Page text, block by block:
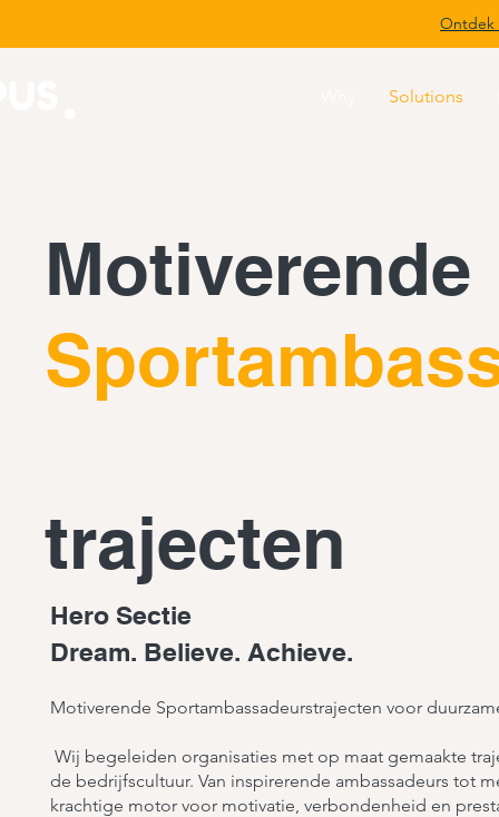
Ontdek
Solutions
Motiverende
trajecten
Hero Sectie
Dream. Believe. Achieve.
Motiverende Sportambassadeurstrajecten voor
Wij begeleiden organisaties met op maat gemaakte
de bedrijfscultuur. Van inspirerende ambassadeurs tot
krachtige motor voor motivatie, verbondenheid en